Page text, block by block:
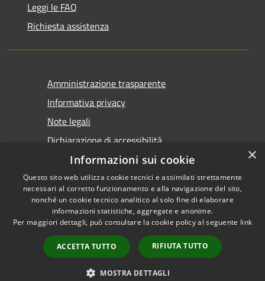
Leggi le FAQ
Richiesta assistenza
Amministrazione trasparente
Informativa privacy
Note legali
Dichiarazione di accessibilità
Accessibilità
Copyright © 2026 • Comune di
Castel San Giovanni • Powered
byMunicipium
Accesso
redazione
×
Informazioni sui cookie
Questo sito web utilizza cookie tecnici e assimilati strettamente
necessari al corretto funzionamento e alla navigazione del sito,
nonché un cookie tecnico analitico al solo fine di elaborare
informazioni statistiche, aggregate e anonime.
Per maggiori dettagli, può consultare la cookie policy al seguente link
ACCETTA TUTTO RIFIUTA TUTTO
MOSTRA DETTAGLI